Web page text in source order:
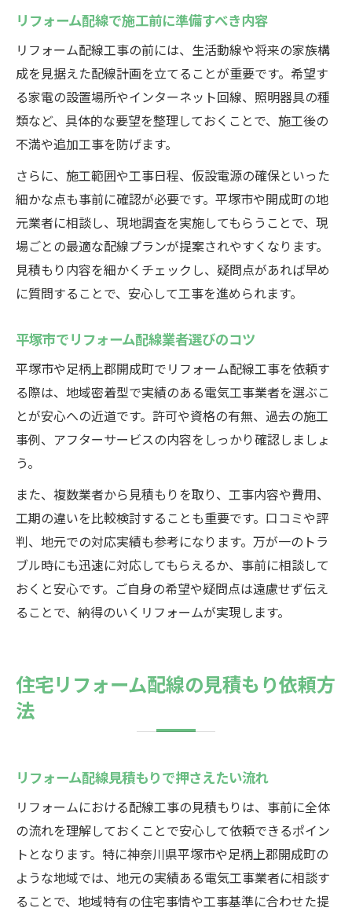
リフォーム配線で施工前に準備すべき内容
リフォーム配線工事の前には、生活動線や将来の家族構
成を見据えた配線計画を立てることが重要です。希望す
る家電の設置場所やインターネット回線、照明器具の種
類など、具体的な要望を整理しておくことで、施工後の
不満や追加工事を防げます。
さらに、施工範囲や工事日程、仮設電源の確保といった
細かな点も事前に確認が必要です。平塚市や開成町の地
元業者に相談し、現地調査を実施してもらうことで、現
場ごとの最適な配線プランが提案されやすくなります。
見積もり内容を細かくチェックし、疑問点があれば早め
に質問することで、安心して工事を進められます。
平塚市でリフォーム配線業者選びのコツ
平塚市や足柄上郡開成町でリフォーム配線工事を依頼す
る際は、地域密着型で実績のある電気工事業者を選ぶこ
とが安心への近道です。許可や資格の有無、過去の施工
事例、アフターサービスの内容をしっかり確認しましょ
う。
また、複数業者から見積もりを取り、工事内容や費用、
工期の違いを比較検討することも重要です。口コミや評
判、地元での対応実績も参考になります。万が一のトラ
ブル時にも迅速に対応してもらえるか、事前に相談して
おくと安心です。ご自身の希望や疑問点は遠慮せず伝え
ることで、納得のいくリフォームが実現します。
住宅リフォーム配線の見積もり依頼方
法
リフォーム配線見積もりで押さえたい流れ
リフォームにおける配線工事の見積もりは、事前に全体
の流れを理解しておくことで安心して依頼できるポイン
トとなります。特に神奈川県平塚市や足柄上郡開成町の
ような地域では、地元の実績ある電気工事業者に相談す
ることで、地域特有の住宅事情や工事基準に合わせた提